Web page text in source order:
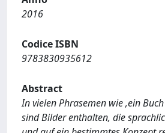
2016
Codice ISBN
9783830935612
Abstract
In vielen Phrasemen wie ‚ein
sind Bilder enthalten, die